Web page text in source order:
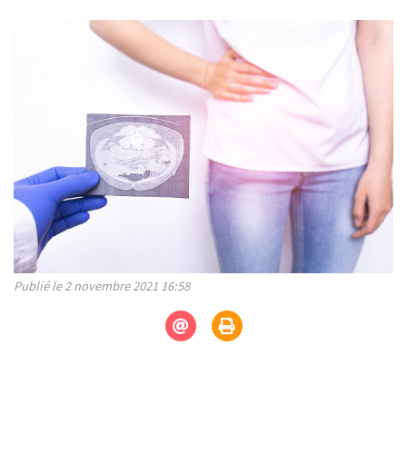
Publié le 2 novembre 2021 16:58